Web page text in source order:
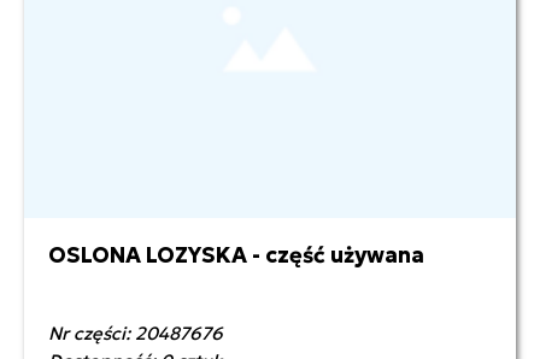
359,99 zł netto
OSLONA LOZYSKA - część używana
Nr części: 20487676